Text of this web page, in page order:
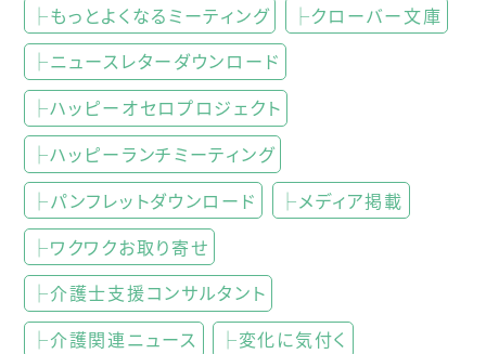
├もっとよくなるミーティング
├クローバー文庫
├ニュースレターダウンロード
├ハッピーオセロプロジェクト
├ハッピーランチミーティング
├パンフレットダウンロード
├メディア掲載
├ワクワクお取り寄せ
├介護士支援コンサルタント
├介護関連ニュース
├変化に気付く